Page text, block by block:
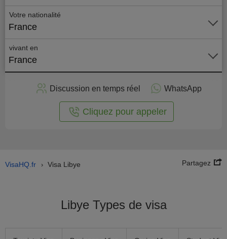
Votre nationalité
France
vivant en
France
Discussion en temps réel WhatsApp
Cliquez pour appeler
VisaHQ.fr › Visa Libye Partagez
Libye Types de visa